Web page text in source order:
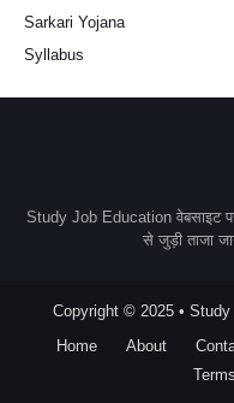
Sarkari Yojana
Syllabus
Study Job Education वेबसाइट
से जुड़ी ताजा
Copyright © 2025 •
Home
About